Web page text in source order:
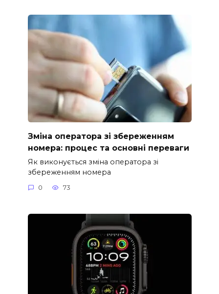
Зміна оператора зі збереженням
номера: процес та основні переваги
Як виконується зміна оператора зі
збереженням номера
0 73